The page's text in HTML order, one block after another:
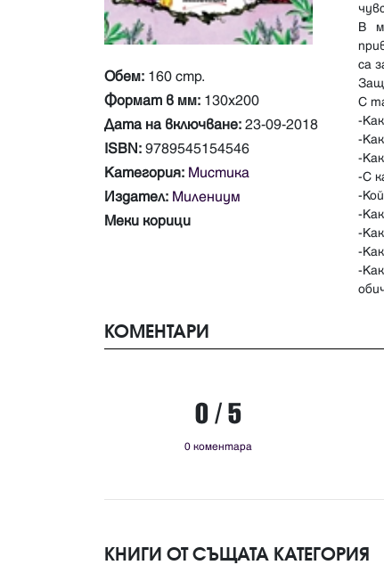
Обем: 160 стр.
Формат в мм: 130х200
Дата на включване: 23-09-2018
ISBN: 9789545154546
Категория: Мистика
Издател: Милениум
Меки корици
В
са
С
-
-
-
-С
-
-
-
-
-
КОМЕНТАРИ
0 / 5
0 коментара
КНИГИ ОТ СЪЩАТА КАТЕГОРИЯ